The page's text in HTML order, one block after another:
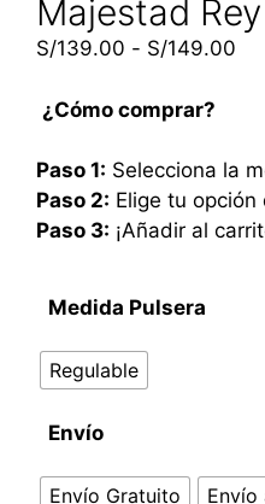
Majestad Rey
S/139.00 - S/149.00
¿Cómo comprar?
Paso 1: Selecciona la
Paso 2: Elige tu opción
Paso 3: ¡Añadir al
Medida Pulsera
Regulable
Envío
Envío Gratuito Envío